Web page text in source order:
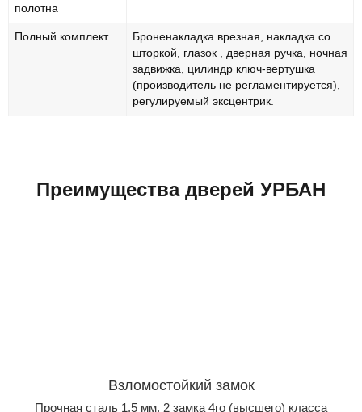
полотна
Полный комплект
Броненакладка врезная, накладка со
шторкой, глазок , дверная ручка, ночная
задвижка, цилиндр ключ-вертушка
(производитель не регламентируется),
регулируемый эксцентрик.
Преимущества дверей УРБАН
Взломостойкий замок
Прочная сталь 1,5 мм, 2 замка 4го (высшего) класса